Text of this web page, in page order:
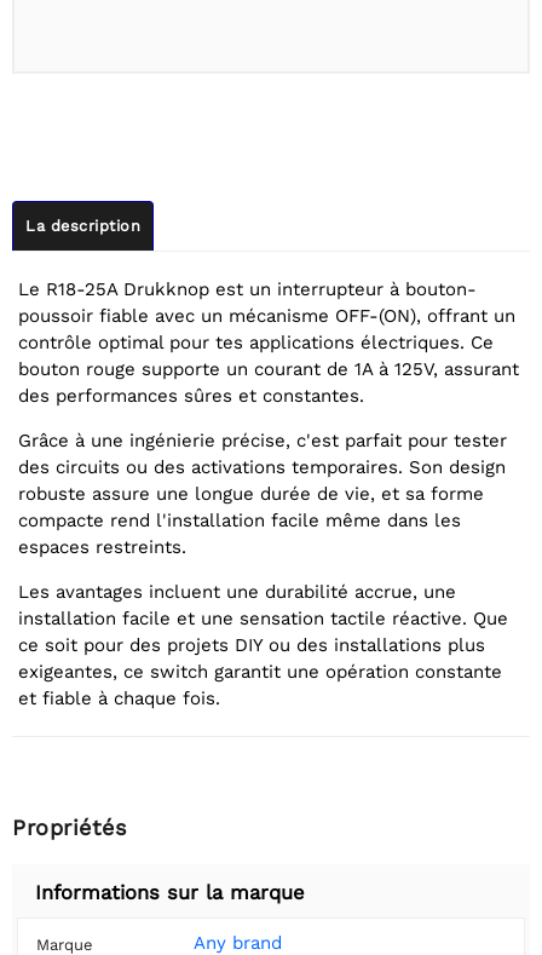
La description
Le R18-25A Drukknop est un interrupteur à bouton-
poussoir fiable avec un mécanisme OFF-(ON), offrant un
contrôle optimal pour tes applications électriques. Ce
bouton rouge supporte un courant de 1A à 125V, assurant
des performances sûres et constantes.
Grâce à une ingénierie précise, c'est parfait pour tester
des circuits ou des activations temporaires. Son design
robuste assure une longue durée de vie, et sa forme
compacte rend l'installation facile même dans les
espaces restreints.
Les avantages incluent une durabilité accrue, une
installation facile et une sensation tactile réactive. Que
ce soit pour des projets DIY ou des installations plus
exigeantes, ce switch garantit une opération constante
et fiable à chaque fois.
Propriétés
Informations sur la marque
Marque Any brand